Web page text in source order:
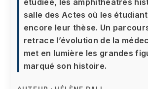
salle des Actes où les
encore leur thèse. Un
retrace l’évolution de la
met en lumière les grandes
marqué son histoire.